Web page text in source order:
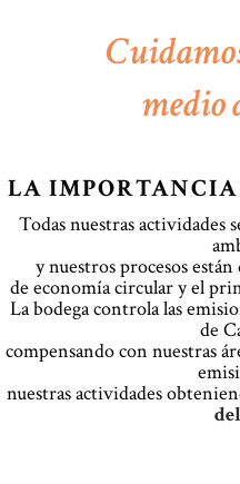
medio
LA
Todas nuestras actividades
y nuestros procesos
de economía circular y el
La bodega controla las
de
compensando con nuestras
nuestras actividades